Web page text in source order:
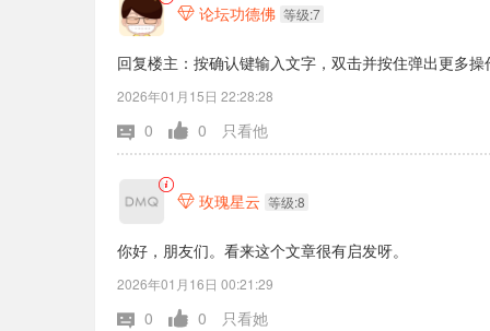
 论坛功德佛 等级:7
回复楼主：按确认键输入文字，双击并按住弹出更多操
2026年01月15日 22:28:28
0 0 只看他
 玫瑰星云 等级:8
你好，朋友们。看来这个文章很有启发呀。
2026年01月16日 00:21:29
0 0 只看她